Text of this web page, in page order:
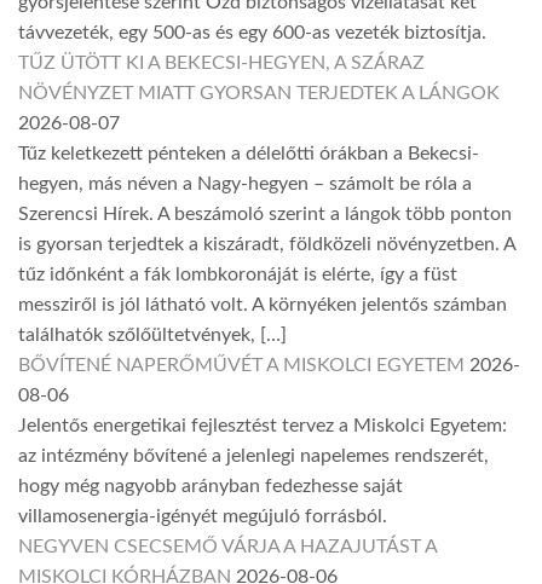
távvezeték, egy 500-as és egy 600-as vezeték biztosítja.
TŰZ ÜTÖTT KI A BEKECSI-HEGYEN, A SZÁRAZ
NÖVÉNYZET MIATT GYORSAN TERJEDTEK A LÁNGOK
2026-08-07
Tűz keletkezett pénteken a délelőtti órákban a Bekecsi-
hegyen, más néven a Nagy-hegyen – számolt be róla a
Szerencsi Hírek. A beszámoló szerint a lángok több ponton
is gyorsan terjedtek a kiszáradt, földközeli növényzetben. A
tűz időnként a fák lombkoronáját is elérte, így a füst
messziről is jól látható volt. A környéken jelentős számban
találhatók szőlőültetvények, […]
BŐVÍTENÉ NAPERŐMŰVÉT A MISKOLCI EGYETEM 2026-
08-06
Jelentős energetikai fejlesztést tervez a Miskolci Egyetem:
az intézmény bővítené a jelenlegi napelemes rendszerét,
hogy még nagyobb arányban fedezhesse saját
villamosenergia-igényét megújuló forrásból.
NEGYVEN CSECSEMŐ VÁRJA A HAZAJUTÁST A
MISKOLCI KÓRHÁZBAN 2026-08-06